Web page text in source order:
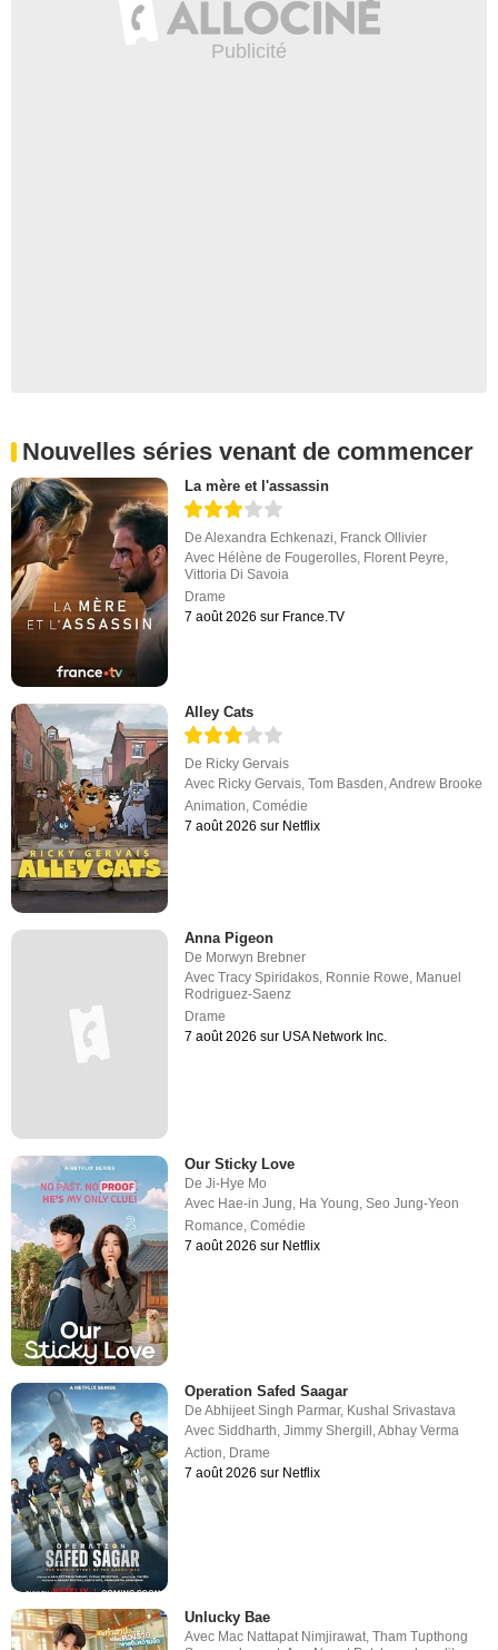
Nouvelles séries venant de commencer
La mère et l'assassin
DeAlexandra Echkenazi Franck Ollivier
Avec Hélène de Fougerolles Florent Peyre
Vittoria Di Savoia
Drame
7 août 2026 sur France.TV
Alley Cats
De Ricky Gervais
Avec Ricky Gervais,Tom Basden,Andrew Brooke
Animation,Comédie
7 août 2026 sur Netflix
Anna Pigeon
De Morwyn Brebner
AvecTracy Spiridakos, Ronnie Rowe, Manuel
Rodriguez-Saenz
Drame
7 août 2026 sur USA Network Inc.
Our Sticky Love
DeJi-Hye Mo
Avec Hae-in Jung, Ha Young,Seo Jung-Yeon
Romance,Comédie
7 août 2026 sur Netflix
Operation Safed Saagar
DeAbhijeet Singh Parmar, Kushal Srivastava
AvecSiddharth ,Jimmy Shergill ,Abhay Verma
Action Drame
7 août 2026 sur Netflix
Unlucky Bae
Avec Mac Nattapat Nimjirawat,Tham Tupthong